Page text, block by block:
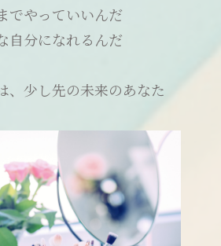
でやっていいんだ
自分になれるんだ
、少し先の未来のあなた